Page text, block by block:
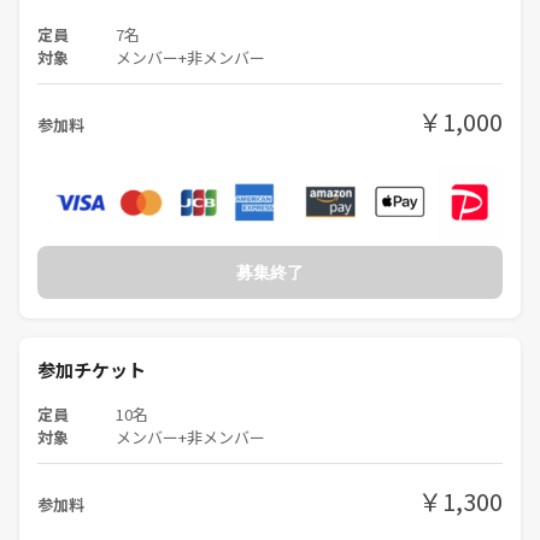
定員 7名
対象
メンバー+非メンバー
参加料 ￥1,000
募集終了
参加チケット
定員 10名
対象 メンバー+非メンバー
参加料 ￥1,300